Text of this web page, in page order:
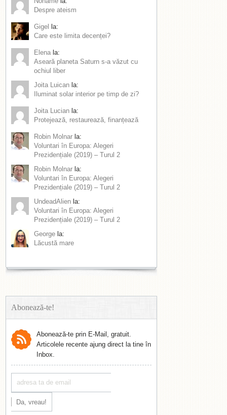
Despre ateism
Gigel
la:
Care este limita decenței?
Elena la:
Aseară planeta Saturn s-a văzut cu
ochiul liber
Joita Luican la:
Iluminat solar interior pe timp de zi?
Joita Lucian la:
Protejează, restaurează, finanțează
Robin Molnar la:
Voluntari în Europa: Alegeri
Prezidențiale (2019) – Turul 2
Robin Molnar la:
Voluntari în Europa: Alegeri
Prezidențiale (2019) – Turul 2
UndeadAlien la:
Voluntari în Europa: Alegeri
Prezidențiale (2019) – Turul 2
George la:
Lăcustă mare
Abonează-te!
Abonează-te prin E-Mail, gratuit.
Articolele recente ajung direct la tine în
Inbox.